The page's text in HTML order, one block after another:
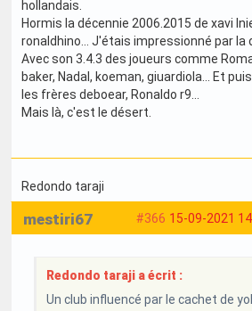
hollandais.
Hormis la décennie 2006.2015 de xavi
ronaldhino... J'étais impressionné par
Avec son 3.4.3 des joueurs comme
baker, Nadal, koeman, giuardiola... Et
les frères deboear, Ronaldo r9...
Mais là, c'est le désert.
Redondo taraji
#366 15-09-2021
mestiri67
Redondo taraji a écrit :
Un club influencé par le cachet de